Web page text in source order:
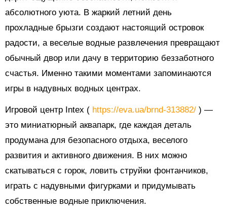
абсолютного уюта. В жаркий летний день
прохладные брызги создают настоящий островок
радости, а веселые водные развлечения превращают
обычный двор или дачу в территорию беззаботного
счастья. Именно такими моментами запоминаются
игры в надувных водных центрах.
Игровой центр Intex ( https://eva.ua/brnd-313882/ ) —
это миниатюрный аквапарк, где каждая деталь
продумана для безопасного отдыха, веселого
развития и активного движения. В них можно
скатываться с горок, ловить струйки фонтанчиков,
играть с надувными фигурками и придумывать
собственные водные приключения.